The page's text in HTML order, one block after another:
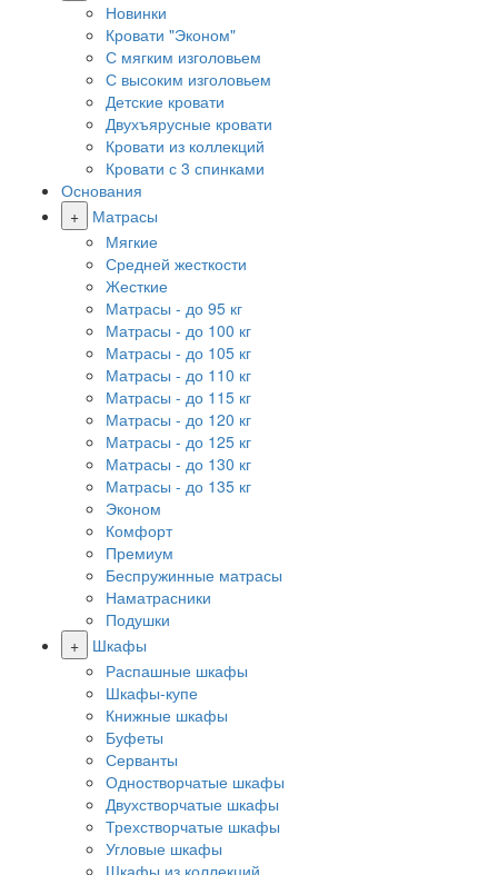
Новинки
Кровати "Эконом"
С мягким изголовьем
С высоким изголовьем
Детские кровати
Двухъярусные кровати
Кровати из коллекций
Кровати с 3 спинками
Основания
+
Матрасы
Мягкие
Средней жесткости
Жесткие
Матрасы - до 95 кг
Матрасы - до 100 кг
Матрасы - до 105 кг
Матрасы - до 110 кг
Матрасы - до 115 кг
Матрасы - до 120 кг
Матрасы - до 125 кг
Матрасы - до 130 кг
Матрасы - до 135 кг
Эконом
Комфорт
Премиум
Беспружинные матрасы
Наматрасники
Подушки
+
Шкафы
Распашные шкафы
Шкафы-купе
Книжные шкафы
Буфеты
Серванты
Одностворчатые шкафы
Двухстворчатые шкафы
Трехстворчатые шкафы
Угловые шкафы
Шкафы из коллекций